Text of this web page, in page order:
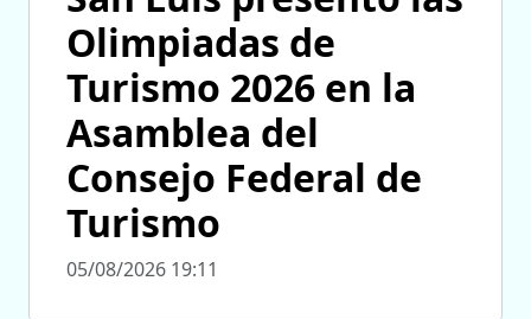
Olimpiadas de
Turismo 2026 en la
Asamblea del
Consejo Federal de
Turismo
05/08/2026 19:11